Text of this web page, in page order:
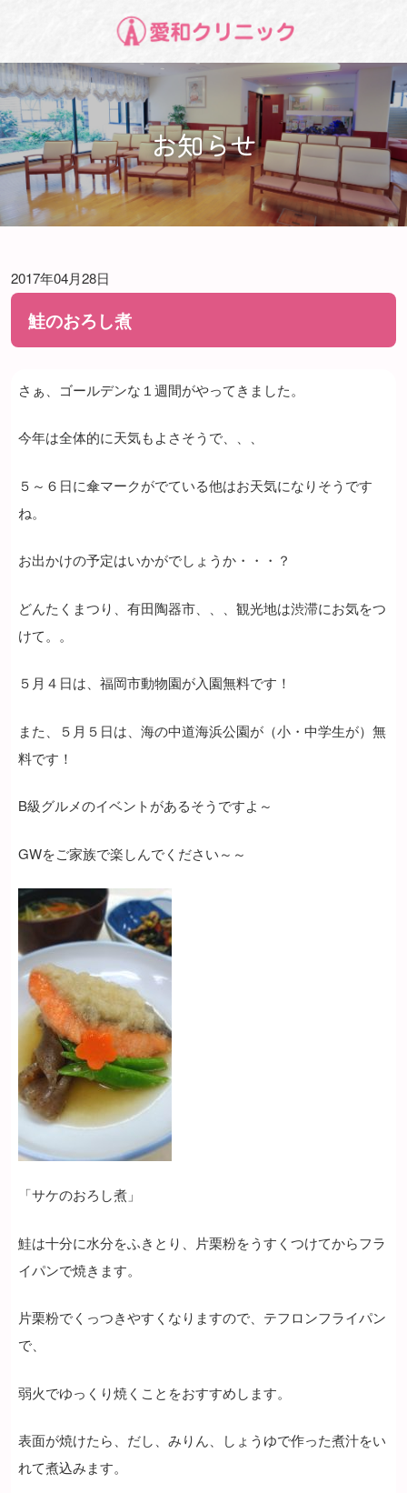
お知らせ
2017年04月28日
鮭のおろし煮
さぁ、ゴールデンな１週間がやってきました。
今年は全体的に天気もよさそうで、、、
５～６日に傘マークがでている他はお天気になりそうです
ね。
お出かけの予定はいかがでしょうか・・・？
どんたくまつり、有田陶器市、、、観光地は渋滞にお気をつ
けて。。
５月４日は、福岡市動物園が入園無料です！
また、５月５日は、海の中道海浜公園が（小・中学生が）無
料です！
B級グルメのイベントがあるそうですよ～
GWをご家族で楽しんでください～～
「サケのおろし煮」
鮭は十分に水分をふきとり、片栗粉をうすくつけてからフラ
イパンで焼きます。
片栗粉でくっつきやすくなりますので、テフロンフライパン
で、
弱火でゆっくり焼くことをおすすめします。
表面が焼けたら、だし、みりん、しょうゆで作った煮汁をい
れて煮込みます。